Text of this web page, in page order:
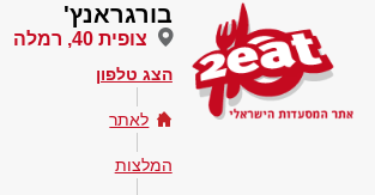
בורגראנץ'
צופית 40, רמלה
הצג טלפון
לאתר
המלצות